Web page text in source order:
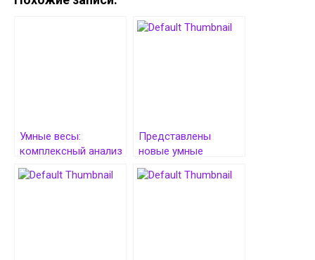
Умные весы:
комплексный анализ
тела и прогресс в
достижении целей
Представлены
новые умные
устройства Agara
для умного дома